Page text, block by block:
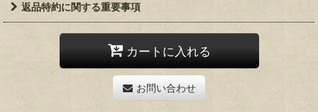
返品特約に関する重要事項
カートに入れる
お問い合わせ